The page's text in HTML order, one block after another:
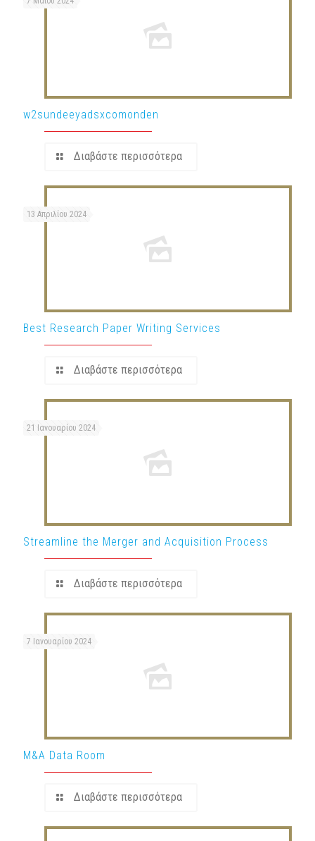
w2sundeeyadsxcomonden
Διαβάστε περισσότερα
13 Απριλίου 2024
Best Research Paper Writing Services
Διαβάστε περισσότερα
21 Ιανουαρίου 2024
Streamline the Merger and Acquisition Process
Διαβάστε περισσότερα
7 Ιανουαρίου 2024
M&A Data Room
Διαβάστε περισσότερα